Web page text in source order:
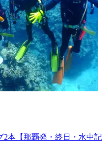
2本【那覇発・終日・水中記